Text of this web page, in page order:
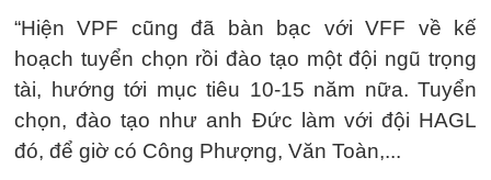
“Hiện VPF cũng đã bàn bạc với VFF về kế
hoạch tuyển chọn rồi đào tạo một đội ngũ trọng
tài, hướng tới mục tiêu 10-15 năm nữa. Tuyển
chọn, đào tạo như anh Đức làm với đội HAGL
đó, để giờ có Công Phượng, Văn Toàn,...